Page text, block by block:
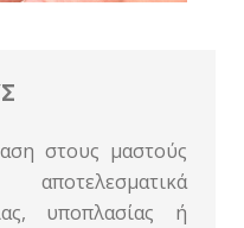
στους μαστούς
υποπλασίας ή